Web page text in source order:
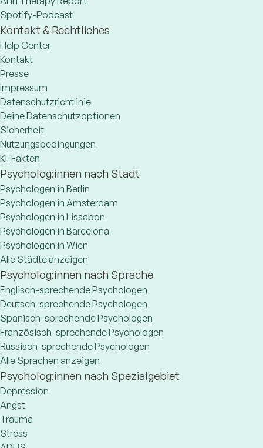
Spotify-Podcast
Kontakt & Rechtliches
Help Center
Kontakt
Presse
Impressum
Datenschutzrichtlinie
Deine Datenschutzoptionen
Sicherheit
Nutzungsbedingungen
KI-Fakten
Psycholog:innen nach Stadt
Psychologen in Berlin
Psychologen in Amsterdam
Psychologen in Lissabon
Psychologen in Barcelona
Psychologen in Wien
Alle Städte anzeigen
Psycholog:innen nach Sprache
Englisch-sprechende Psychologen
Deutsch-sprechende Psychologen
Spanisch-sprechende Psychologen
Französisch-sprechende Psychologen
Russisch-sprechende Psychologen
Alle Sprachen anzeigen
Psycholog:innen nach Spezialgebiet
Depression
Angst
Trauma
Stress